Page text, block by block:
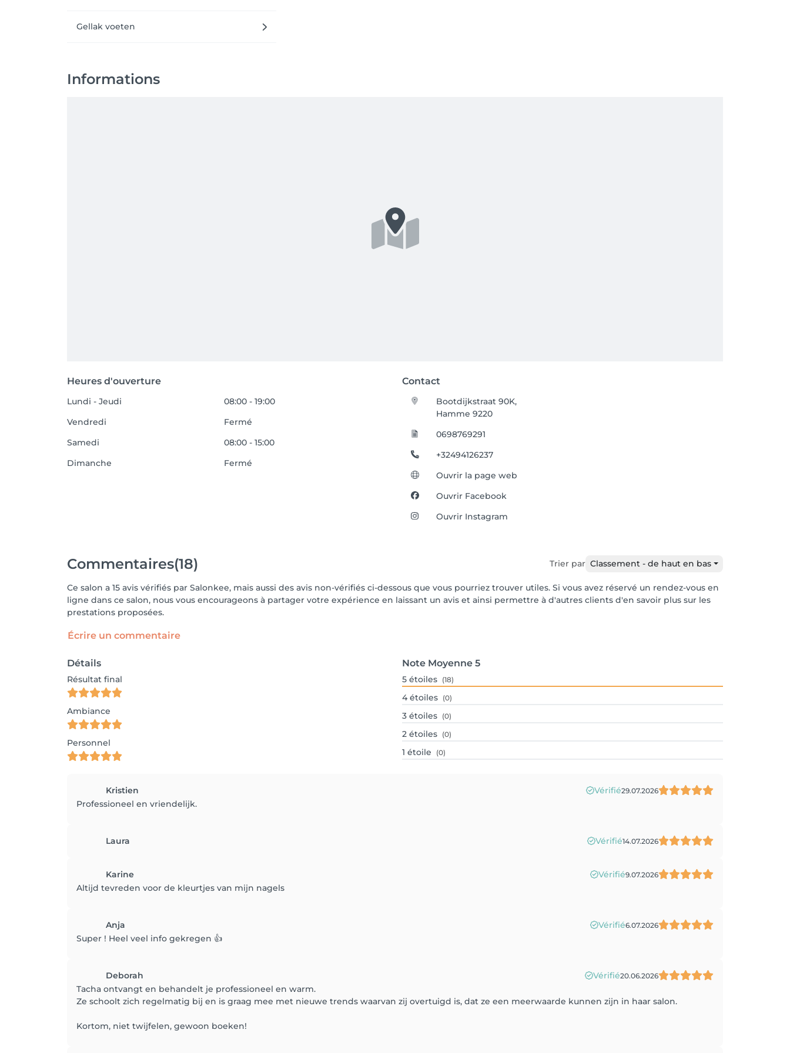
Gellak voeten
Informations
Heures d'ouverture Contact
Lundi - Jeudi
08:00 - 19:00
Vendredi
Fermé
Samedi
08:00 - 15:00
Dimanche
Fermé
Bootdijkstraat 90K,
Hamme 9220
0698769291
+32494126237
Ouvrir la page web
Ouvrir Facebook
Ouvrir Instagram
Commentaires(18) Trier par Classement - de haut en bas
Ce salon a 15 avis vérifiés par Salonkee, mais aussi des avis non-vérifiés ci-dessous que vous pourriez trouver utiles. Si vous avez réservé un rendez-vous en
ligne dans ce salon, nous vous encourageons à partager votre expérience en laissant un avis et ainsi permettre à d'autres clients d'en savoir plus sur les
prestations proposées.
Écrire un commentaire
Détails
Résultat final
Ambiance
Personnel
Note Moyenne 5
5 étoiles (18)
4 étoiles (0)
3 étoiles (0)
2 étoiles (0)
1 étoile (0)
Kristien Vérifié29.07.2026
Professioneel en vriendelijk.
Laura Vérifié14.07.2026
Karine Vérifié9.07.2026
Altijd tevreden voor de kleurtjes van mijn nagels
Anja Vérifié6.07.2026
Super ! Heel veel info gekregen 👍
Deborah Vérifié20.06.2026
Tacha ontvangt en behandelt je professioneel en warm.
Ze schoolt zich regelmatig bij en is graag mee met nieuwe trends waarvan zij overtuigd is, dat ze een meerwaarde kunnen zijn in haar salon.
Kortom, niet twijfelen, gewoon boeken!